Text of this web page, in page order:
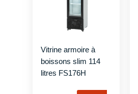
Vitrine armoire à
boissons slim 114
litres FS176H